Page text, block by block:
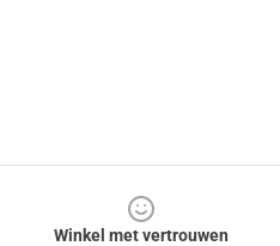
Winkel met vertrouwen